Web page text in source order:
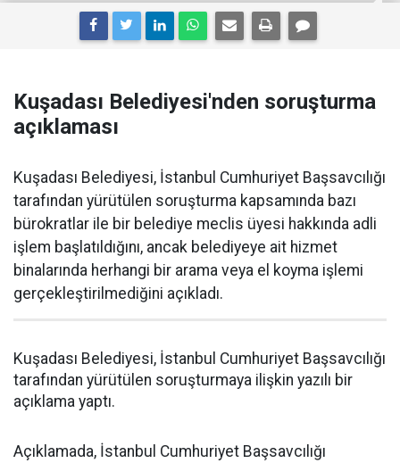
Kuşadası Belediyesi'nden soruşturma
açıklaması
Kuşadası Belediyesi, İstanbul Cumhuriyet Başsavcılığı
tarafından yürütülen soruşturma kapsamında bazı
bürokratlar ile bir belediye meclis üyesi hakkında adli
işlem başlatıldığını, ancak belediyeye ait hizmet
binalarında herhangi bir arama veya el koyma işlemi
gerçekleştirilmediğini açıkladı.
Kuşadası Belediyesi, İstanbul Cumhuriyet Başsavcılığı
tarafından yürütülen soruşturmaya ilişkin yazılı bir
açıklama yaptı.
Açıklamada, İstanbul Cumhuriyet Başsavcılığı